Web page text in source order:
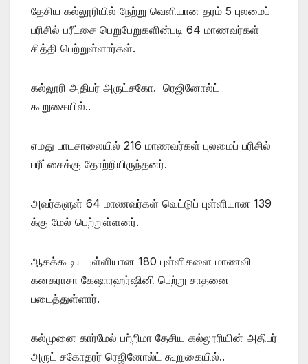
தேசிய கல்லூரியில் நேற்று வெளியான தரம் 5 புலமைப்
பரிசில் பரீட்சை பெறுபேறுகளின்படி 64 மாணவர்கள்
சித்தி பெற்றுள்ளார்கள்.
கல்லூரி அதிபர் அருட்சகோ. ரெஜினோல்ட்
கூறுகையில்..
எமது பாடசாலையில் 216 மாணவர்கள் புலமைப் பரிசில்
பரீட்சைக்கு தோற்றியிருந்தனர்.
அவர்களுள் 64 மாணவர்கள் வெட்டுப் புள்ளியான 139
க்கு மேல் பெற்றுள்ளனர்.
ஆகக்கூடிய புள்ளியான 180 புள்ளிகளை மாணவி
கனகராசா கேஷாரஹர்ஷினி பெற்று சாதனை
படைத்துள்ளார்.
கல்முனை கார்மேல் பற்றிமா தேசிய கல்லூரியின் அதிபர்
அருட் சகோதரர் ரெஜினோல்ட் கூறுகையில்..